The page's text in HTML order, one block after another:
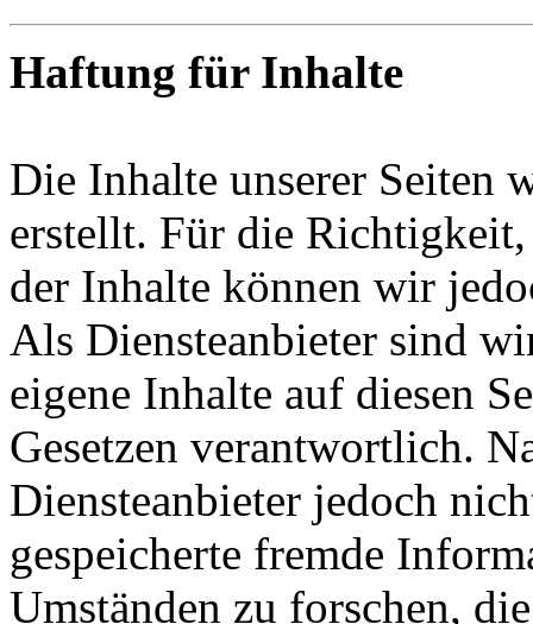
Haftung für Inhalte
Die Inhalte unserer Seiten
erstellt. Für die
der Inhalte können wir
Als Diensteanbieter sind
eigene Inhalte auf diesen
Gesetzen verantwortlich.
Diensteanbieter jedoch
gespeicherte fremde
Umständen zu forschen,